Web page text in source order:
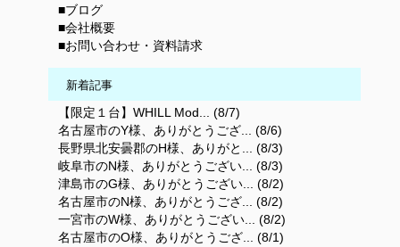
■ブログ
■会社概要
■お問い合わせ・資料請求
新着記事
【限定１台】WHILL Mod... (8/7)
名古屋市のY様、ありがとうござ... (8/6)
長野県北安曇郡のH様、ありがと... (8/3)
岐阜市のN様、ありがとうござい... (8/3)
津島市のG様、ありがとうござい... (8/2)
名古屋市のN様、ありがとうござ... (8/2)
一宮市のW様、ありがとうござい... (8/2)
名古屋市のO様、ありがとうござ... (8/1)